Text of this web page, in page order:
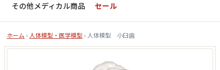
その他メディカル商品 セール
ホーム › 人体模型・医学模型 › 人体模型 小臼歯